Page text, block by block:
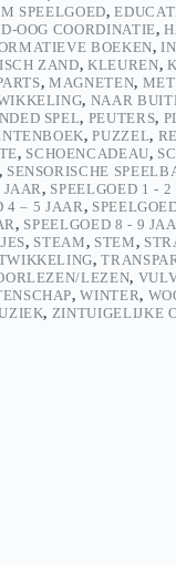
SPEELGOED,
OOG COORDINATIE,
BOEKEN,
ZAND,KLEUREN,
,MAGNETEN,
, NAAR
SPEL, PEUTERS,
,PUZZEL,
, SCHOENCADEAU,
, SENSORISCHE
JAAR, SPEELGOED 1 -
4 – 5 JAAR,
, SPEELGOED 8 - 9
, STEAM, STEM,
,
LEZEN,
,WINTER,
, ZINTUIGELIJKE